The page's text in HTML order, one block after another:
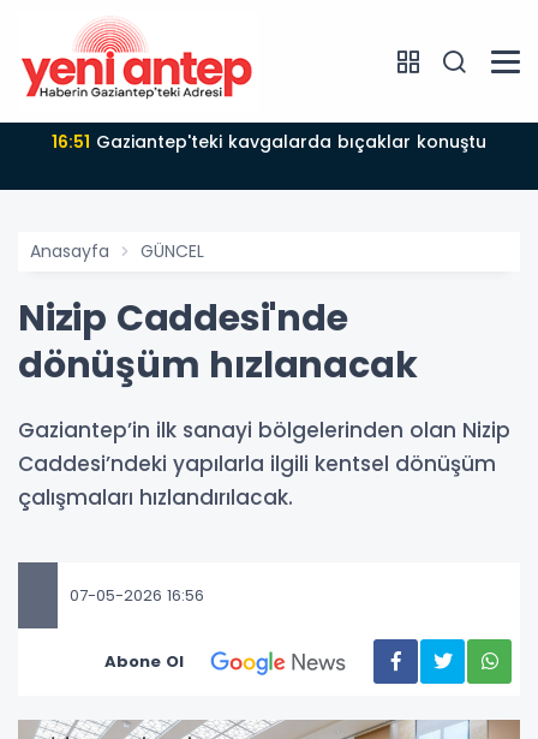
16:51 Gaziantep'teki kavgalarda bıçaklar konuştu
Anasayfa GÜNCEL
Nizip Caddesi'nde
dönüşüm hızlanacak
Gaziantep’in ilk sanayi bölgelerinden olan Nizip
Caddesi’ndeki yapılarla ilgili kentsel dönüşüm
çalışmaları hızlandırılacak.
07-05-2026 16:56
Abone Ol